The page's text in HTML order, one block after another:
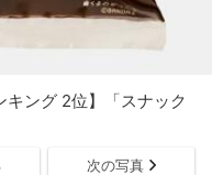
キング 2位】「スナック
次の写真